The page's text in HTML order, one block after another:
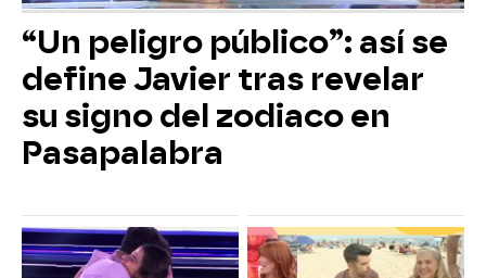
“Un peligro público”: así se
define Javier tras revelar
su signo del zodiaco en
Pasapalabra